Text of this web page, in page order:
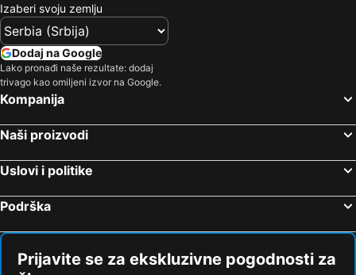
Izaberi svoju zemlju
Dodaj na Google
Lako pronađi naše rezultate: dodaj
trivago kao omiljeni izvor na Google.
Kompanija
Naši proizvodi
Uslovi i politike
Podrška
Prijavite se za ekskluzivne pogodnosti za